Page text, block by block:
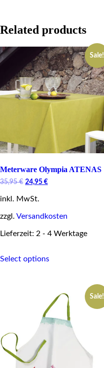
options
be
chosen
on
the
product
page
Related products
Sale!
Meterware Olympia ATENAS
35,95€ Original
was:
24,95 €Current
inkl. MwSt.
zzgl. Versandkosten
Lieferzeit: 2 - 4 Werktage
Select optionsproduct
The
options
may
be
product
Sale!